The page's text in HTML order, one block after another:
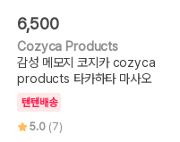
6,500
Cozyca Products
감성 메모지 코지카 cozyca
products 타카하타 마사오
텐텐배송
5.0 (7)